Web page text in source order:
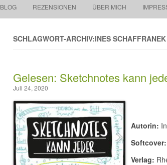
BLOG REZENSIONEN ÜBER MICH
SCHLAGWORT-ARCHIV:INES SCHAFFRANEK
Gelesen: Sketchnotes kann
Juli 24, 2020
Autorin:
Softcover:
Verlag: